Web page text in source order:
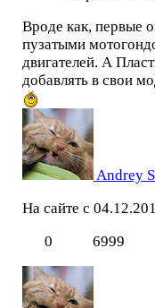
Вроде как, первые
пузатыми
двигателей. А
добавлять в свои
Andrey
На сайте с
0
6999